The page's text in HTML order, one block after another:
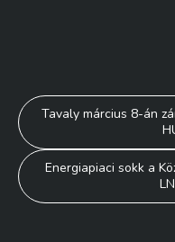
Bejegyzés
navigáció
Tavaly március 8-án
Energiapiaci sokk a